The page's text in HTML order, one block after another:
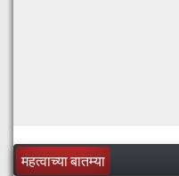
महत्वाच्या बातम्या